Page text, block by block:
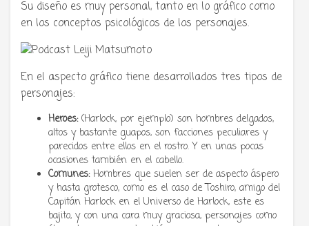
Su diseño es muy personal, tanto en lo gráfico como
en los conceptos psicológicos de los personajes.
En el aspecto gráfico tiene desarrollados tres tipos de
personajes:
Heroes:(Harlock, por ejemplo) son hombres delgados,
altos y bastante guapos, son facciones peculiares y
parecidos entre ellos en el rostro. Y en unas pocas
ocasiones también en el cabello.
Comunes:Hombres que suelen ser de aspecto áspero
y hasta grotesco, como es el caso de Toshiro, amigo del
Capitán Harlock en el Universo de Harlock, este es
bajito, y con una cara muy graciosa, personajes como